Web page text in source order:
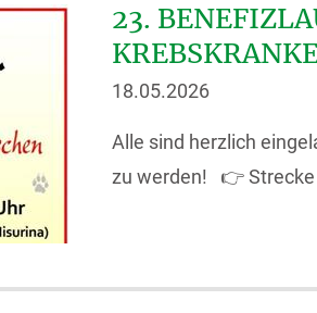
23.
18.05.2026
Alle sind herzlich
zu werden! 👉 Strecke